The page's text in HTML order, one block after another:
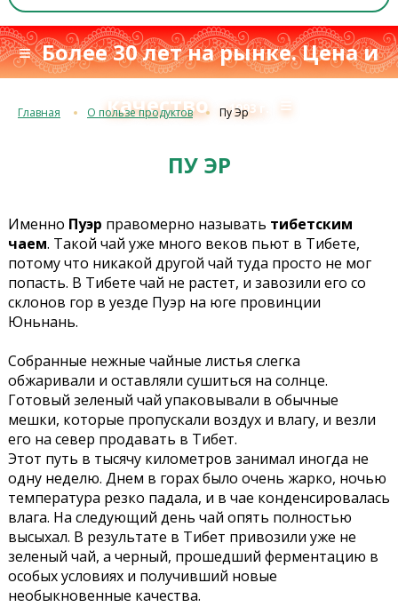
≡ Более 30 лет на рынке. Цена и
качество
с 1993 г. ≡
Главная О пользе продуктов Пу Эр
ПУ ЭР
Именно Пуэр правомерно называть тибетским
чаем. Такой чай уже много веков пьют в Тибете,
потому что никакой другой чай туда просто не мог
попасть. В Тибете чай не растет, и завозили его со
склонов гор в уезде Пуэр на юге провинции
Юньнань.
Собранные нежные чайные листья слегка
обжаривали и оставляли сушиться на солнце.
Готовый зеленый чай упаковывали в обычные
мешки, которые пропускали воздух и влагу, и везли
его на север продавать в Тибет.
Этот путь в тысячу километров занимал иногда не
одну неделю. Днем в горах было очень жарко, ночью
температура резко падала, и в чае конденсировалась
влага. На следующий день чай опять полностью
высыхал. В результате в Тибет привозили уже не
зеленый чай, а черный, прошедший ферментацию в
особых условиях и получивший новые
необыкновенные качества.